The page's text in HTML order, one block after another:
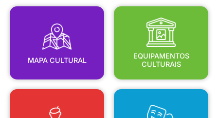
MAPA CULTURAL
MAPA CULTURAL
EQUIPAMENTOS
CULTURAIS
EQUIPAMENTOS
CULTURAIS
CAD. ARTISTAS E GRUPOS CONSELHO DE CULTURA